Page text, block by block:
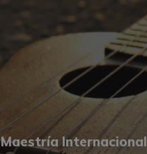
Maestría Internacional